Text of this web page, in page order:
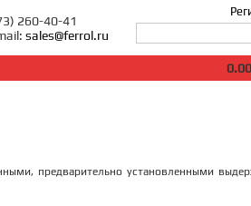
260-40-41
sales@ferrol.ru
предварительно установленными